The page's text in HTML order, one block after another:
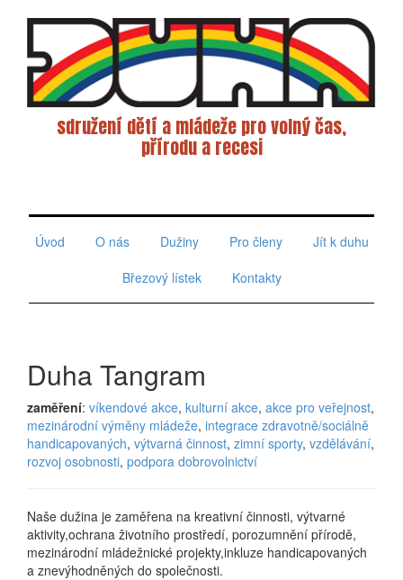
sdružení dětí a mládeže pro volný čas,
přírodu a recesi
Úvod
O nás Dužiny Pro členy
Jít k duhu
Březový lístek
Kontakty
Duha Tangram
zaměření: víkendové akce, kulturní akce, akce pro veřejnost,
mezinárodní výměny mládeže, integrace zdravotně/sociálně
handicapovaných, výtvarná činnost, zimní sporty, vzdělávání,
rozvoj osobnosti, podpora dobrovolnictví
Naše dužina je zaměřena na kreativní činnosti, výtvarné
aktivity,ochrana životního prostředí, porozumnění přírodě,
mezinárodní mládežnické projekty,inkluze handicapovaných
a znevýhodněných do společnosti.